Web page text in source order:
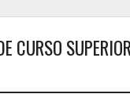
CURSO